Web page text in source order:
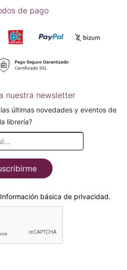
de pago
nuestra newsletter
últimas novedades y eventos de
la librería?
Información básica de privacidad.